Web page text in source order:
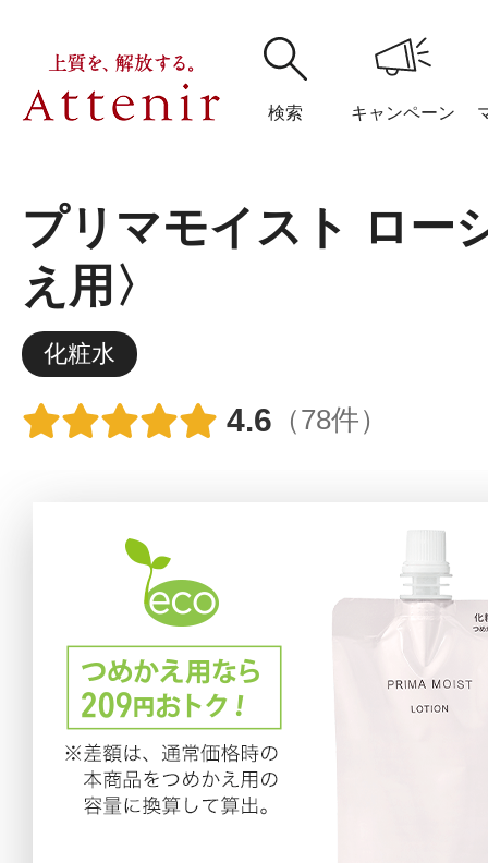
検索 キャンペーン
購入履歴 閲覧履
ブランドサイ
アテニアの「
お友達紹介サ
プリマモイスト ロー
え用〉
化粧水
4.6 （78件）